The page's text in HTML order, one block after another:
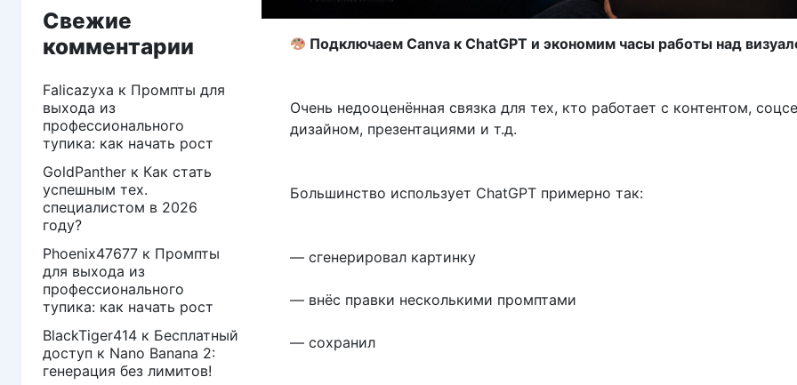
Подключаем Canva к ChatGPT и экономим часы работы над
Очень недооценённая связка для тех, кто работает с контентом,
дизайном, презентациями и т.д.
Большинство использует ChatGPT примерно так:
— сгенерировал картинку
— внёс правки несколькими промптами
— сохранил
Свежие
комментарии
Falicazyxa к Промпты для
выхода из
профессионального
тупика: как начать рост
GoldPanther к Как стать
успешным тех.
специалистом в 2026
году?
Phoenix47677 к Промпты
для выхода из
профессионального
тупика: как начать рост
BlackTiger414 к Бесплатный
доступ к Nano Banana 2:
генерация без лимитов!